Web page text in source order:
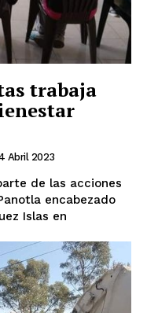
trabaja
Abril 2023
encabezado
Islas en